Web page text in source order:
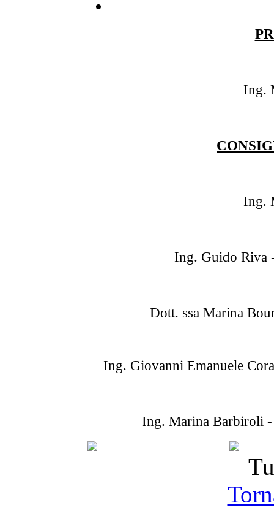
Ing.
Ing.
Ing. Guido Riva
Dott. ssa Marina
Ing. Giovanni Emanuele
Ing. Marina Barbiroli